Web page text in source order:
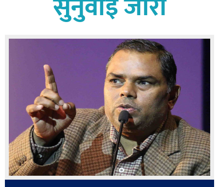
राजनीति
प्रमुख
समाचार
राष्ट्रिय
अन्तराष्ट्रिय